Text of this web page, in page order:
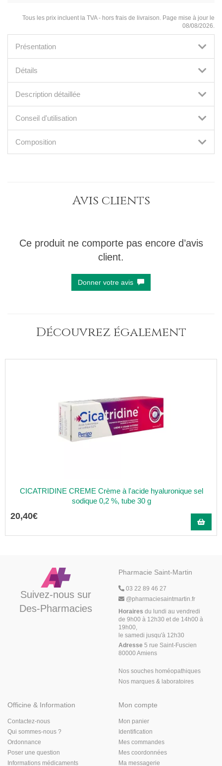
Tous les prix incluent la TVA - hors frais de livraison. Page mise à jour le
08/08/2026.
Présentation
Détails
Description détaillée
Conseil d'utilisation
Composition
Avis clients
Ce produit ne comporte pas encore d’avis
client.
Donner votre avis
Découvrez également
CICATRIDINE CREME Crème à l'acide hyaluronique sel
sodique 0,2 %, tube 30 g
20,40€
Suivez-nous sur
Des-Pharmacies
Pharmacie Saint-Martin
03 22 89 46 27
@pharmaciesaintmartin.fr
Horaires du lundi au vendredi
de 9h00 à 12h30 et de 14h00 à
19h00,
le samedi jusqu'à 12h30
Adresse 5 rue Saint-Fuscien
80000 Amiens
Nos souches homéopathiques
Nos marques & laboratoires
Officine & Information
Contactez-nous
Qui sommes-nous ?
Ordonnance
Poser une question
Informations médicaments
Mon compte
Mon panier
Identification
Mes commandes
Mes coordonnées
Ma messagerie